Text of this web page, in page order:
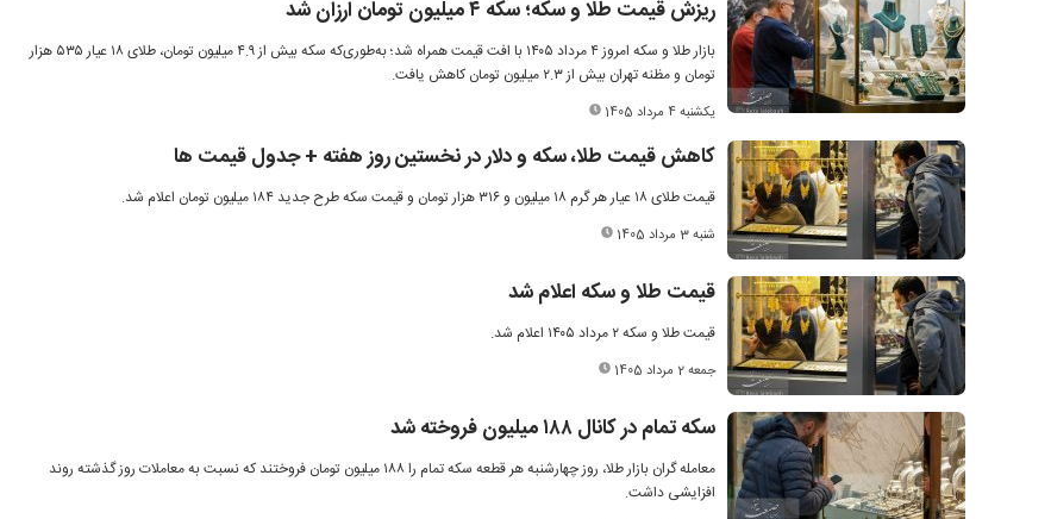
ریزش قیمت طلا و سکه؛ سکه ۴ میلیون تومان ارزان شد
بازار طلا و سکه امروز ۴ مرداد ۱۴۰۵ با افت قیمت همراه شد؛ به‌طوری‌که سکه بیش از ۴.۹ میلیون تومان، طلای ۱۸ عیار ۵۳۵ هزار
تومان و مظنه تهران بیش از ۲.۳ میلیون تومان کاهش یافت.
یکشنبه 4 مرداد 1405
کاهش قیمت طلا، سکه و دلار در نخستین روز هفته + جدول قیمت ها
قیمت طلای ۱۸ عیار هر گرم ۱۸ میلیون و ۳۱۶ هزار تومان و قیمت سکه طرح جدید ۱۸۴ میلیون تومان اعلام شد.
شنبه 3 مرداد 1405
قیمت طلا و سکه اعلام شد
قیمت طلا و سکه ۲ مرداد ۱۴۰۵ اعلام شد.
جمعه 2 مرداد 1405
سکه تمام در کانال ۱۸۸ میلیون فروخته شد
معامله گران بازار طلا، روز چهارشنبه هر قطعه سکه تمام را ۱۸۸ میلیون تومان فروختند که نسبت به معاملات روز گذشته روند
افزایشی داشت.